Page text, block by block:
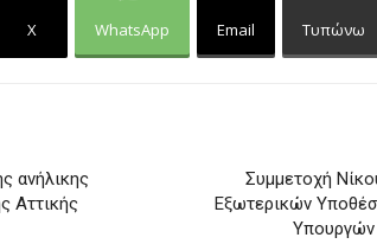
X WhatsApp Email Τυπώνω
ανήλικης
Αττικής
Συμμετοχή
Εξωτερικών
Υπουργών